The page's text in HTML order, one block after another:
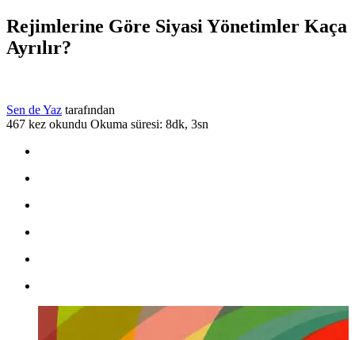
Rejimlerine Göre Siyasi Yönetimler Kaça
Ayrılır?
Sen de Yaz tarafından
467 kez okundu Okuma süresi: 8dk, 3sn